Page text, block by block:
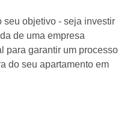
seu objetivo - seja investir
de uma empresa
para garantir um processo
do seu apartamento em